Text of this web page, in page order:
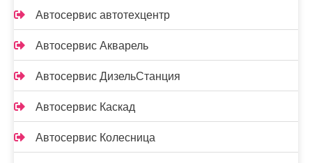
Автосервис автотехцентр
Автосервис Акварель
Автосервис ДизельСтанция
Автосервис Каскад
Автосервис Колесница